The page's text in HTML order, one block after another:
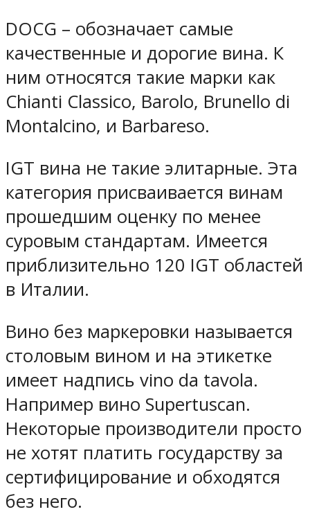
DOCG – обозначает самые
качественные и дорогие вина. К
ним относятся такие марки как
Chianti Classico, Barolo, Brunello di
Montalcino, и Barbareso.
IGT вина не такие элитарные. Эта
категория присваивается винам
прошедшим оценку по менее
суровым стандартам. Имеется
приблизительно 120 IGT областей
в Италии.
Вино без маркеровки называется
столовым вином и на этикетке
имеет надпись vino da tavola.
Например вино Supertuscan.
Некоторые производители просто
не хотят платить государству за
сертифицирование и обходятся
без него.